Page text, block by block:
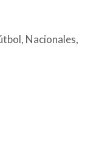
, Nacionales,